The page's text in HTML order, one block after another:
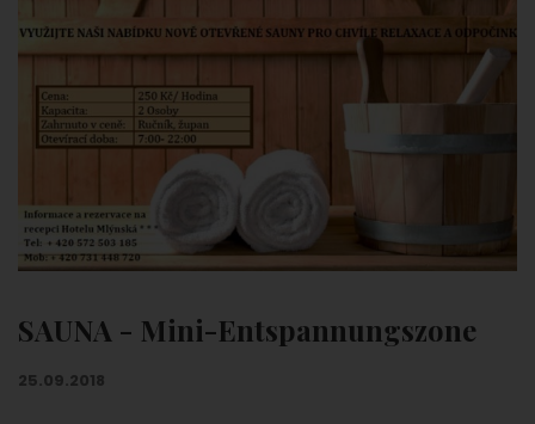
SAUNA - Mini-Entspannungszone
25.09.2018